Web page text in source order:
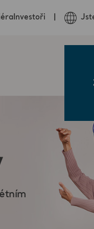
Investoři